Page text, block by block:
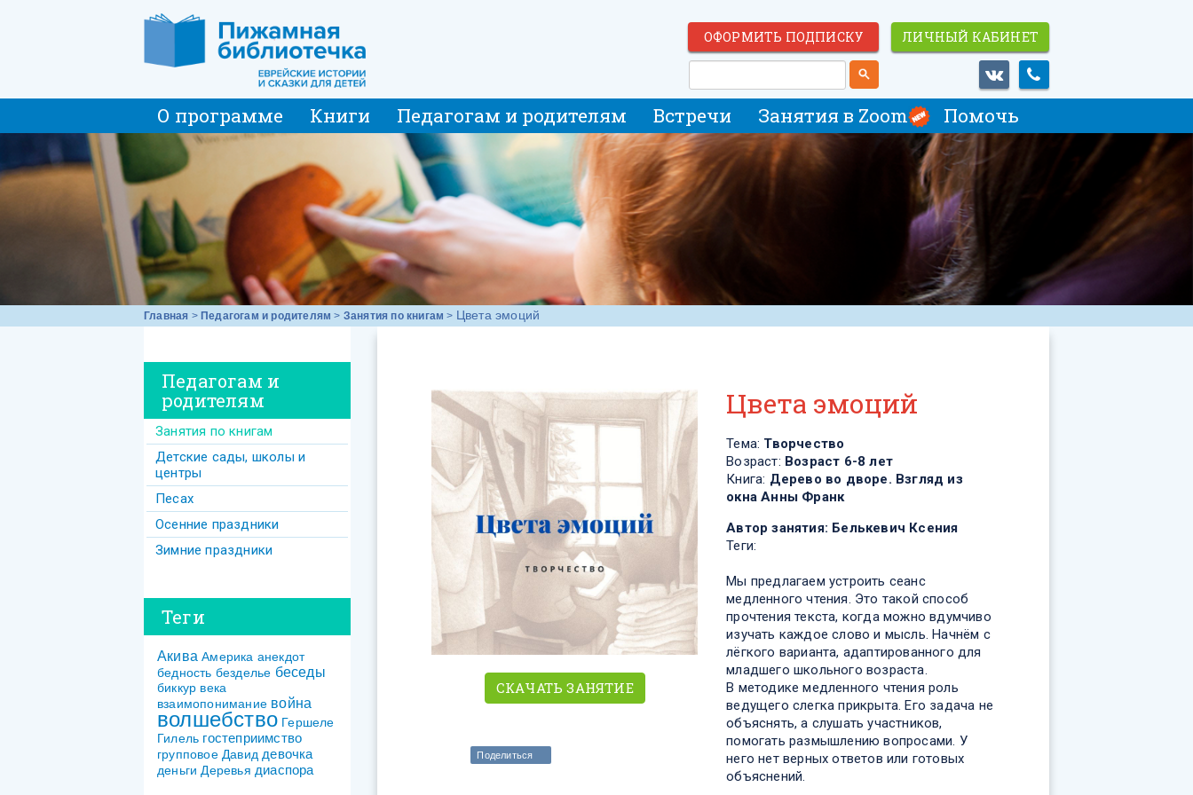
ОФОРМИТЬ ПОДПИСКУ ЛИЧНЫЙ КАБИНЕТ
О программе Книги Педагогам и родителям Встречи Занятия в Zoom Помочь
Главная > Педагогам и родителям > Занятия по книгам > Цвета эмоций
СКАЧАТЬ ЗАНЯТИЕ
Поделиться
Цвета эмоций
Тема: Творчество
Возраст: Возраст 6-8 лет
Книга: Дерево во дворе. Взгляд из
окна Анны Франк
Автор занятия: Белькевич Ксения
Теги:
Мы предлагаем устроить сеанс
медленного чтения. Это такой способ
прочтения текста, когда можно вдумчиво
изучать каждое слово и мысль. Начнём с
лёгкого варианта, адаптированного для
младшего школьного возраста.
В методике медленного чтения роль
ведущего слегка прикрыта. Его задача не
объяснять, а слушать участников,
помогать размышлению вопросами. У
него нет верных ответов или готовых
объяснений.
Педагогам и
родителям
Занятия по книгам
Детские сады, школы и
центры
Песах
Осенние праздники
Зимние праздники
Теги
Акива Америка анекдот
бедность безделье беседы
биккур века
взаимопонимание война
волшебство Гершеле
Гилель гостеприимство
групповое Давид девочка
деньги Деревья диаспора